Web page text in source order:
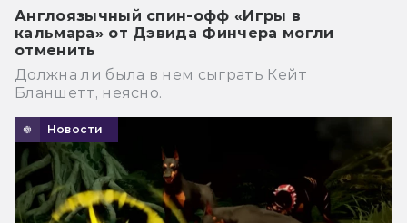
Англоязычный спин-офф «Игры в
кальмара» от Дэвида Финчера могли
отменить
Должна ли была в нем сыграть Кейт
Бланшетт, неясно.
Новости